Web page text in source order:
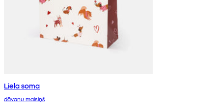
Liela soma
dāvanu maisiņš